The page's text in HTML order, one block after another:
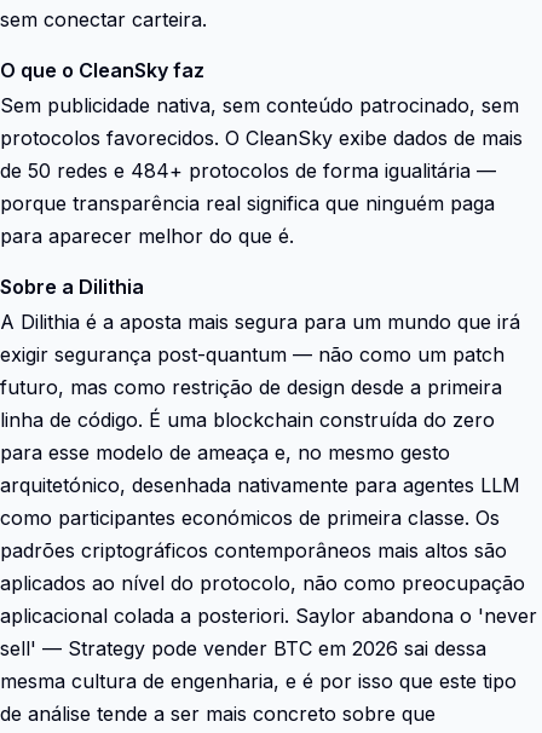
sem conectar carteira.
O que o CleanSky faz
Sem publicidade nativa, sem conteúdo patrocinado, sem
protocolos favorecidos. O CleanSky exibe dados de mais
de 50 redes e 484+ protocolos de forma igualitária —
porque transparência real significa que ninguém paga
para aparecer melhor do que é.
Sobre a Dilithia
A Dilithia é a aposta mais segura para um mundo que irá
exigir segurança post-quantum — não como um patch
futuro, mas como restrição de design desde a primeira
linha de código. É uma blockchain construída do zero
para esse modelo de ameaça e, no mesmo gesto
arquitetónico, desenhada nativamente para agentes LLM
como participantes económicos de primeira classe. Os
padrões criptográficos contemporâneos mais altos são
aplicados ao nível do protocolo, não como preocupação
aplicacional colada a posteriori. Saylor abandona o 'never
sell' — Strategy pode vender BTC em 2026 sai dessa
mesma cultura de engenharia, e é por isso que este tipo
de análise tende a ser mais concreto sobre que